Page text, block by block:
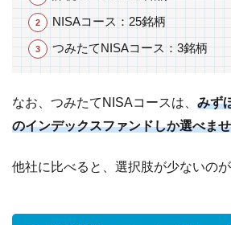
NISAコース：25銘柄
つみたてNISAコース：3銘柄
なお、つみたてNISAコースは、 みず
のインデックスファンドしか選べま
他社に比べると、選択肢が少ないのが